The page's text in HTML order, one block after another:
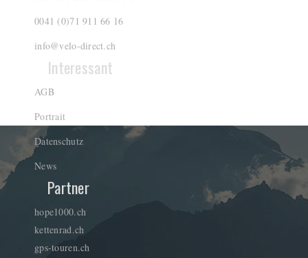
0041 (0)71 911 66 16
info@velo-direct.ch
Interessant
AGB
Portrait
Datenschutz
News
Partner
hope1000.ch
kettenrad.ch
gps-touren.ch